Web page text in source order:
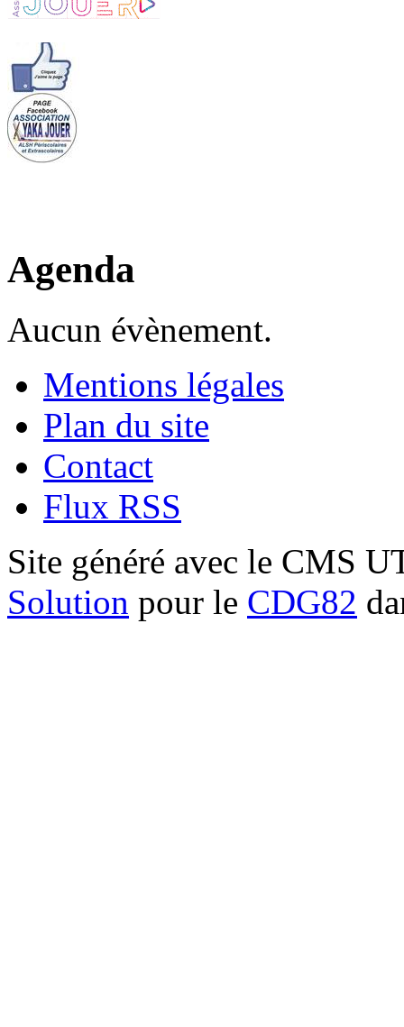
Agenda
Aucun évènement.
Mentions légales
Plan du site
Contact
Flux RSS
Site généré avec le CMS
Solution pour le CDG82